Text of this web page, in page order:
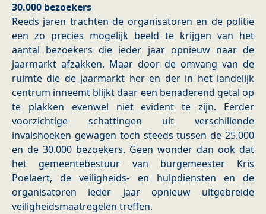
30.000 bezoekers
Reeds jaren trachten de organisatoren en de politie
een zo precies mogelijk beeld te krijgen van het
aantal bezoekers die ieder jaar opnieuw naar de
jaarmarkt afzakken. Maar door de omvang van de
ruimte die de jaarmarkt her en der in het landelijk
centrum inneemt blijkt daar een benaderend getal op
te plakken evenwel niet evident te zijn. Eerder
voorzichtige schattingen uit verschillende
invalshoeken gewagen toch steeds tussen de 25.000
en de 30.000 bezoekers. Geen wonder dan ook dat
het gemeentebestuur van burgemeester Kris
Poelaert, de veiligheids- en hulpdiensten en de
organisatoren ieder jaar opnieuw uitgebreide
veiligheidsmaatregelen treffen.